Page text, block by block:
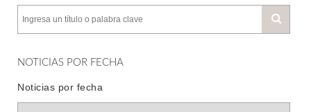
NOTICIAS POR FECHA
Noticias por fecha